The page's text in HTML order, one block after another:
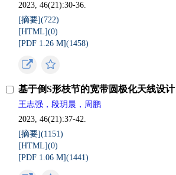
2023, 46(21):30-36.
[摘要](722)
[HTML](0)
[PDF 1.26 M](1458)
基于倒S形枝节的宽带圆极化天线设计
王志强，段玥晨，周鹏
2023, 46(21):37-42.
[摘要](1151)
[HTML](0)
[PDF 1.06 M](1441)